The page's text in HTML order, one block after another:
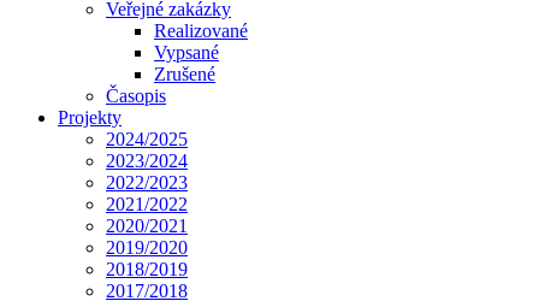
Veřejné zakázky
Realizované
Vypsané
Zrušené
Časopis
Projekty
2024/2025
2023/2024
2022/2023
2021/2022
2020/2021
2019/2020
2018/2019
2017/2018